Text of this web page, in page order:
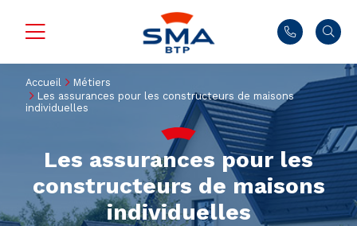
Accueil
Métiers
Les assurances pour les constructeurs de maisons
individuelles
Les assurances pour les
constructeurs de maisons
individuelles